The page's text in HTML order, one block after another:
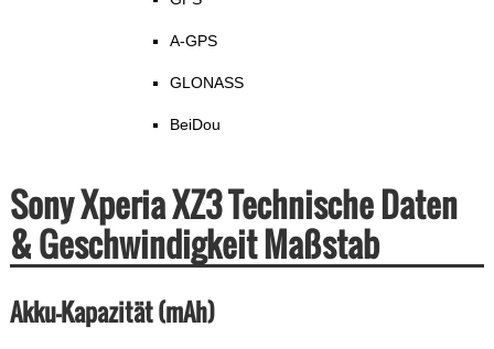
A-GPS
GLONASS
BeiDou
Sony Xperia XZ3 Technische Daten
& Geschwindigkeit Maßstab
Akku-Kapazität (mAh)